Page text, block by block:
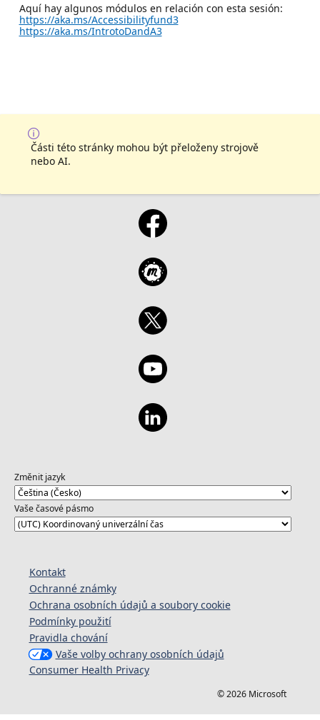
Aquí hay algunos módulos en relación con esta sesión:
https://aka.ms/Accessibilityfund3
https://aka.ms/IntrotoDandA3
Části této stránky mohou být přeloženy strojově
nebo AI.
Změnit jazyk
Vaše časové pásmo
Kontakt
Ochranné známky
Ochrana osobních údajů a soubory cookie
Podmínky použití
Pravidla chování
Vaše volby ochrany osobních údajů
Consumer Health Privacy
© 2026 Microsoft